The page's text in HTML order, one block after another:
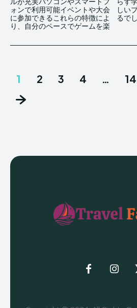
ォンで利用可能イベントや大会
に参加できるこれらの特徴によ
り、自分のペースでゲームを楽
しいプレイスタイルを確立でき
るで
1 2 3 4 … 14